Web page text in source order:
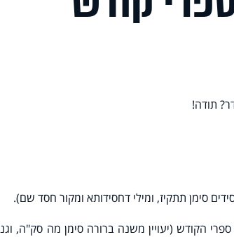
תודה!
סימן תתקיז, ומילי דחסידותא ומקור חסד שם).
הקודש (יעויין משנה ברורה סימן מה סק"ה,